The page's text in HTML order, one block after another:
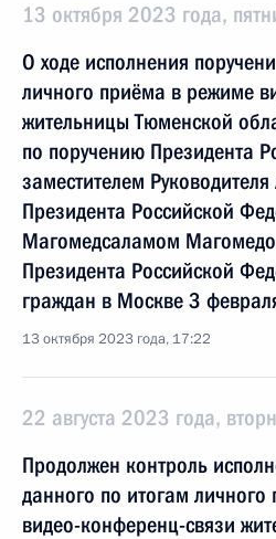
13 октября 2023 года,
О ходе исполнения
личного приёма в режиме
жительницы Тюменской
по поручению Президента
заместителем
Президента Российской
Магомедсаламом
Президента Российской
граждан в Москве 3
13 октября 2023 года, 17:22
22 августа 2023 года,
Продолжен контроль
данного по итогам
видео-конференц-связи